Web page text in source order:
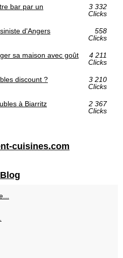
bar par un
3 332
Clicks
d'Angers
558
Clicks
sa maison avec goût
4 211
Clicks
discount ?
3 210
Clicks
à Biarritz
2 367
Clicks
cuisines.com
Blog